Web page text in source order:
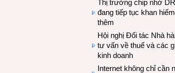
Thị trường chip nhớ
đang tiếp tục khan
thêm
Hội nghị Đối tác Nhà
tư vấn về thuế và các
kinh doanh
Internet không chỉ cần